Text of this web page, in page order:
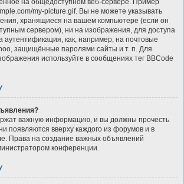
на общедоступном веб-сервере. Пример
my-picture.gif. Вы не можете указывать
хранящиеся на вашем компьютере (если он
сервером), ни на изображения, для доступа
аутентификация, как, например, на почтовые
защищённые паролями сайты и т. п. Для
используйте в сообщениях тег BBCode
важную информацию, и вы должны прочесть
появляются вверху каждого из форумов и в
Права на создание важных объявлений
конференции.